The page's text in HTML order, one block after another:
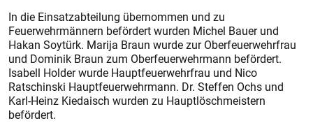
In die Einsatzabteilung übernommen und zu
Feuerwehrmännern befördert wurden Michel Bauer und
Hakan Soytürk. ­Marija Braun wurde zur Oberfeuerwehrfrau
und Dominik Braun zum Oberfeuerwehrmann befördert.
Isabell Holder wurde Hauptfeuerwehrfrau und Nico
Ratschinski Hauptfeuerwehrmann. Dr. Steffen Ochs und
Karl-Heinz Kiedaisch wurden zu Hauptlösch­meistern
befördert.